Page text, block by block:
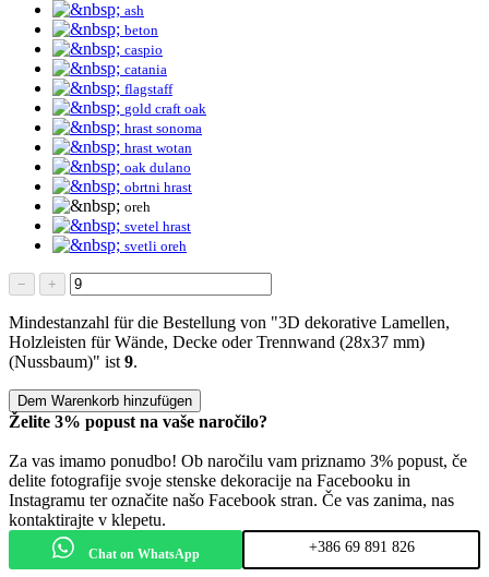
ash
beton
caspio
catania
flagstaff
gold craft oak
hrast sonoma
hrast wotan
oak dulano
obrtni hrast
oreh
svetel hrast
svetli oreh
− +
Mindestanzahl für die Bestellung von "3D dekorative Lamellen,
Holzleisten für Wände, Decke oder Trennwand (28x37 mm)
(Nussbaum)" ist 9.
Dem Warenkorb hinzufügen
Želite 3% popust na vaše naročilo?
Za vas imamo ponudbo! Ob naročilu vam priznamo 3% popust, če
delite fotografije svoje stenske dekoracije na Facebooku in
Instagramu ter označite našo Facebook stran. Če vas zanima, nas
kontaktirajte v klepetu.
Chat on WhatsApp +386 69 891 826